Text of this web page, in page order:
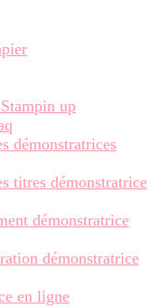
up
démonstratrices
titres démonstratrice
démonstratrice
démonstratrice
en ligne